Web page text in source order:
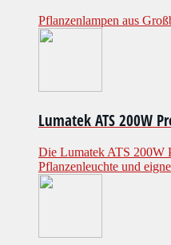
Pflanzenlampen aus
Lumatek ATS 200W
Die Lumatek ATS 200W
Pflanzenleuchte und